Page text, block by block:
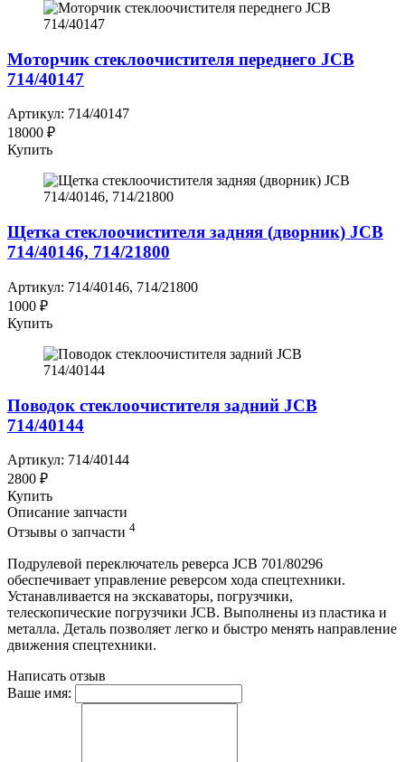
Моторчик стеклоочистителя переднего JCB
714/40147
Артикул: 714/40147
18000 ₽
Купить
Щетка стеклоочистителя задняя (дворник) JCB
714/40146, 714/21800
Артикул: 714/40146, 714/21800
1000 ₽
Купить
Поводок стеклоочистителя задний JCB
714/40144
Артикул: 714/40144
2800 ₽
Купить
Описание запчасти
Отзывы о запчасти 4
Подрулевой переключатель реверса JCB 701/80296
обеспечивает управление реверсом хода спецтехники.
Устанавливается на экскаваторы, погрузчики,
телескопические погрузчики JCB. Выполнены из пластика и
металла. Деталь позволяет легко и быстро менять направление
движения спецтехники.
Написать отзыв
Ваше имя: